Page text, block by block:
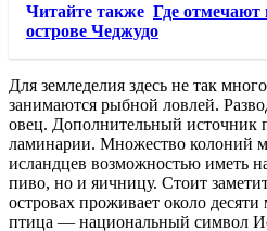
Читайте также Где отмечают
острове Чеджудо
Для земледелия здесь не так
занимаются рыбной ловлей.
овец. Дополнительный источник
ламинарии. Множество колоний
исландцев возможностью иметь
пиво, но и яичницу. Стоит
островах проживает около
птица — национальный символ